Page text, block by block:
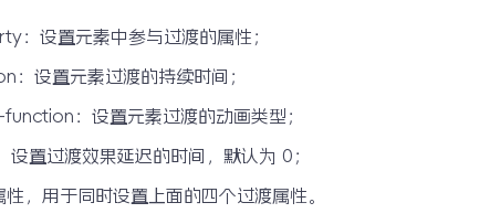
设置元素中参与过渡的属性；
设置元素过渡的持续时间；
：设置元素过渡的动画类型；
置过渡效果延迟的时间，默认为 0；
，用于同时设置上面的四个过渡属性。